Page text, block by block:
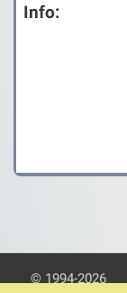
Info:
© 1994-2026